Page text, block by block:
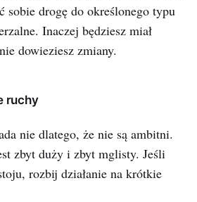
sobie drogę do określonego typu
Inaczej będziesz miał
dowieziesz zmiany.
ruchy
nie dlatego, że nie są ambitni.
zbyt duży i zbyt mglisty. Jeśli
rozbij działanie na krótkie